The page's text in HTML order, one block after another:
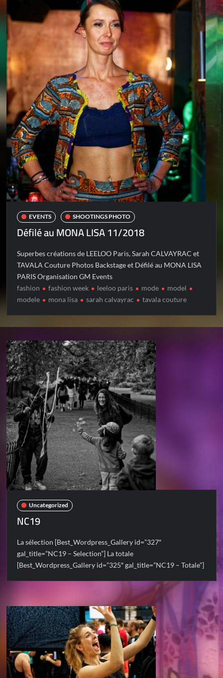
EVENTS SHOOTINGS PHOTO
Défilé au MONA LISA 11/2018
Superbes créations de LEELOO Paris, Sarah CALVAYRAC et
TAVALA Couture Photos Backstage et Défilé au MONA LISA
PARIS Organisation GM Events
fashion
fashion week leeloo paris mode
model
modele
mona lisa sarah calvayrac tavala couture
Uncategorized
NC19
La sélection [Best_Wordpress_Gallery id=”327″
gal_title=”NC19 – Selection”] La totale
[Best_Wordpress_Gallery id=”325″ gal_title=”NC19 – Totale”]